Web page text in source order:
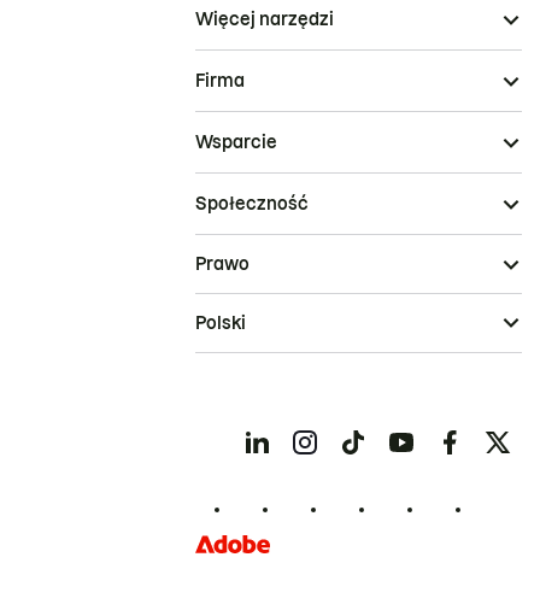
Więcej narzędzi
Firma
Wsparcie
Społeczność
Prawo
Polski